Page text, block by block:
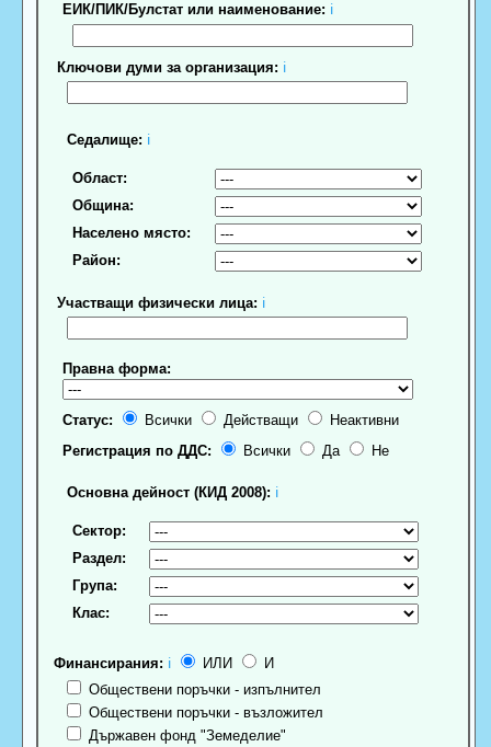
ЕИК/ПИК/Булстат или наименование: ℹ
Ключови думи за организация: ℹ
Седалище: ℹ
Област:
Община:
Населено място:
Район:
Участващи физически лица: ℹ
Правна форма:
Статус: Всички Действащи
Неактивни
Регистрация по ДДС:
Всички Да Не
Основна дейност (КИД 2008): ℹ
Сектор:
Раздел:
Група:
Клас:
Финансирания: ℹ ИЛИ
И
Обществени поръчки - изпълнител
Обществени поръчки - възложител
Държавен фонд "Земеделие"